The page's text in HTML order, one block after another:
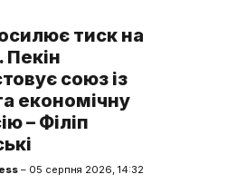
тиск на
союз із
економічну
– Філіп
– 05 серпня 2026, 14:32